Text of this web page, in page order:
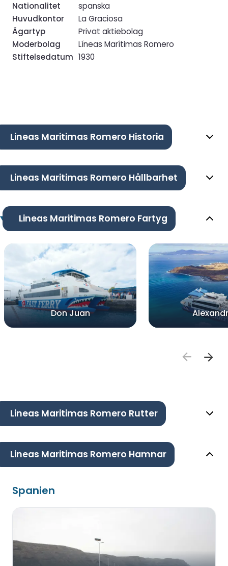
Nationalitet
spanska
Huvudkontor
La Graciosa
Ägartyp
Privat aktiebolag
Moderbolag
Líneas Marítimas Romero
Stiftelsedatum 1930
Lineas Maritimas Romero Historia
Lineas Maritimas Romero Hållbarhet
Lineas Maritimas Romero Fartyg
Don Juan
Lineas Maritimas Romero Rutter
Lineas Maritimas Romero Hamnar
Spanien